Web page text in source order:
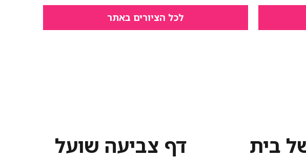
לכל הציורים באתר
בית דף צביעה שועל